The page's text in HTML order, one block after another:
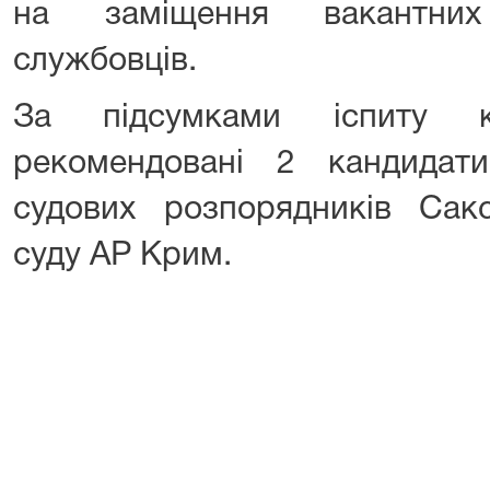
на заміщення
службовців.
За підсумками іспиту
рекомендовані 2
судових розпорядників
суду АР Крим.